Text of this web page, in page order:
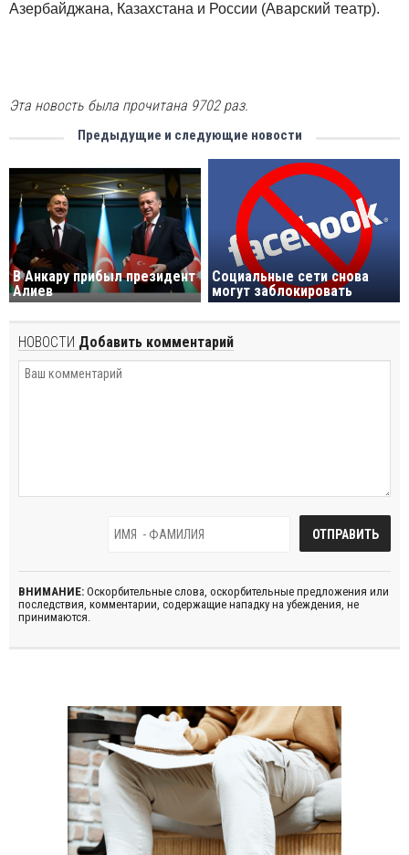
Азербайджана, Казахстана и России (Аварский театр).
Эта новость была прочитана 9702 раз.
Предыдущие и следующие новости
В Анкару прибыл президент
Алиев
Социальные сети снова
могут заблокировать
НОВОСТИ Добавить комментарий
ВНИМАНИЕ: Оскорбительные слова, оскорбительные предложения или
последствия, комментарии, содержащие нападку на убеждения, не
принимаются.